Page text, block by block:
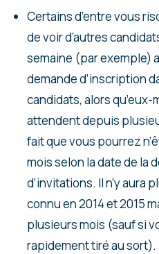
Certains d’entre vous
de voir d’autres
semaine (par exemple)
demande d’inscription
candidats, alors qu’eux-
attendent depuis
fait que vous pourrez
mois selon la date de la
d’invitations. Il n’y aura
connu en 2014 et 2015
plusieurs mois (sauf si
rapidement tiré au sort).